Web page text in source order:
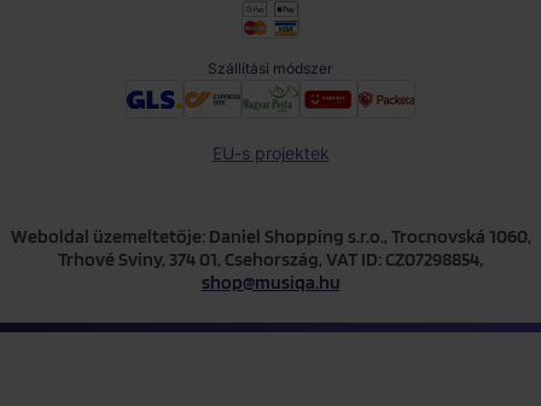
Szállítási módszer
EU-s projektek
Weboldal üzemeltetője: Daniel Shopping s.r.o., Trocnovská 1060,
Trhové Sviny, 374 01, Csehország, VAT ID: CZ07298854,
shop@musiqa.hu